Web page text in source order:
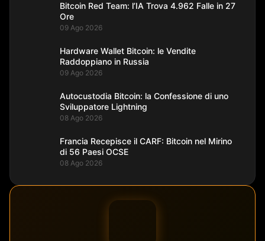
Bitcoin Red Team: l’IA Trova 4.962 Falle in 27
Ore
09 Ago 2026
Hardware Wallet Bitcoin: le Vendite
Raddoppiano in Russia
09 Ago 2026
Autocustodia Bitcoin: la Confessione di uno
Sviluppatore Lightning
08 Ago 2026
Francia Recepisce il CARF: Bitcoin nel Mirino
di 56 Paesi OCSE
08 Ago 2026